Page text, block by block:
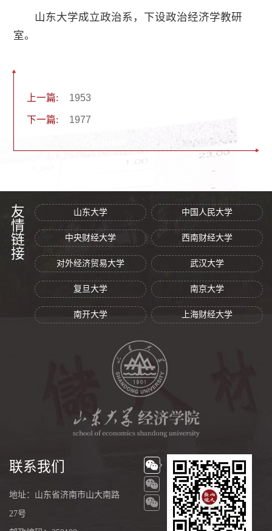
山东大学成立政治系，下设政治经济学教研
室。
上一篇: 1953
下一篇: 1977
友情链接 山东大学 中国人民大学
中央财经大学 西南财经大学
对外经济贸易大学 武汉大学
复旦大学 南京大学
南开大学 上海财经大学
联系我们
地址：山东省济南市山大南路
27号